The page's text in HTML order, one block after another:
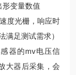
变量数值
度光栅，响应时
满足测试需求）
器的mv电压信
大器后采集，会